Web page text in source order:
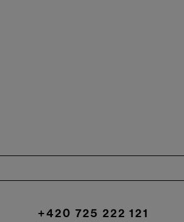
+420 725 222 121